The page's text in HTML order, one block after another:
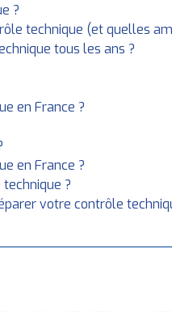
?
technique (et quelles
tous les ans ?
en France ?
en France ?
?
votre contrôle